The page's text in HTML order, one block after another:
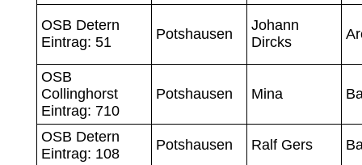
OSB Detern
Eintrag: 51
Potshausen
Johann
Dircks
OSB
Collinghorst
Eintrag: 710
Potshausen Mina
OSB Detern
Eintrag: 108
Potshausen Ralf Gers